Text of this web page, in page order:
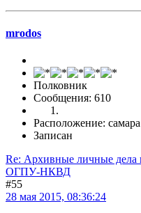
mrodos
Полковник
Сообщения: 610
Расположение: самара
Записан
Re: Архивные личные
ОГПУ-НКВД
#55
28 мая 2015, 08:36:24